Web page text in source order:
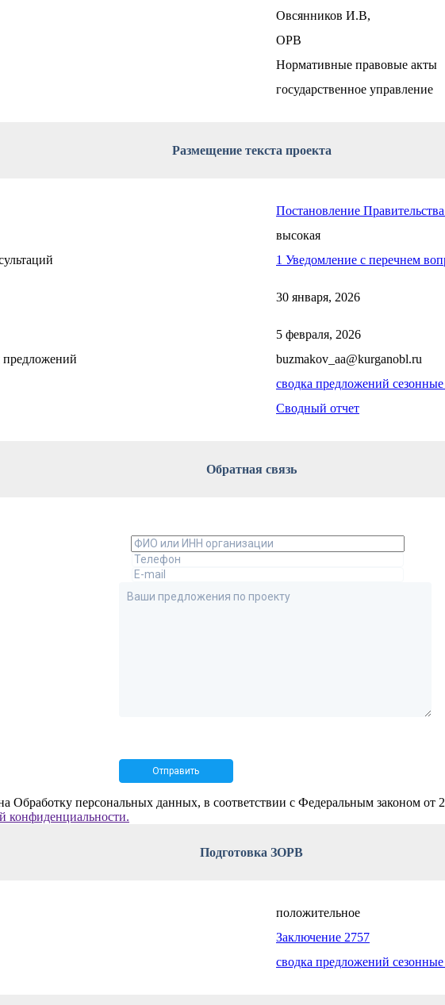
Овсянников И.В,
ОРВ
Нормативные правовые акты
государственное управление
Размещение текста проекта
Постановление
высокая
1 Уведомление с перечнем
30 января, 2026
5 февраля, 2026
предложений
buzmakov_aa@kurganobl.ru
сводка предложений
Сводный отчет
Обратная связь
Обработку персональных данных, в соответствии с Федеральным законом
конфиденциальности.
Подготовка ЗОРВ
положительное
Заключение 2757
сводка предложений